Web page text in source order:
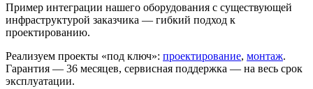
Пример интеграции нашего оборудования с существующей
инфраструктурой заказчика — гибкий подход к
проектированию.
Реализуем проекты «под ключ»: проектирование, монтаж.
Гарантия — 36 месяцев, сервисная поддержка — на весь срок
эксплуатации.